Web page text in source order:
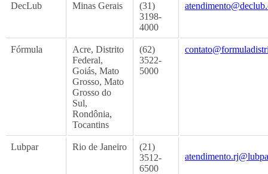
DecLub Minas Gerais
(31)
3198-
4000
Fórmula
Acre, Distrito
Federal,
Goiás, Mato
Grosso, Mato
Grosso do
Sul,
Rondônia,
Tocantins
(62)
3522-
5000
Lubpar Rio de Janeiro
(21)
3512-
6500